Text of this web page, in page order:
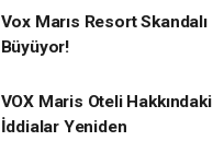
Vox Marıs Resort Skandalı
Büyüyor!
VOX Maris Oteli Hakkındaki
İddialar Yeniden